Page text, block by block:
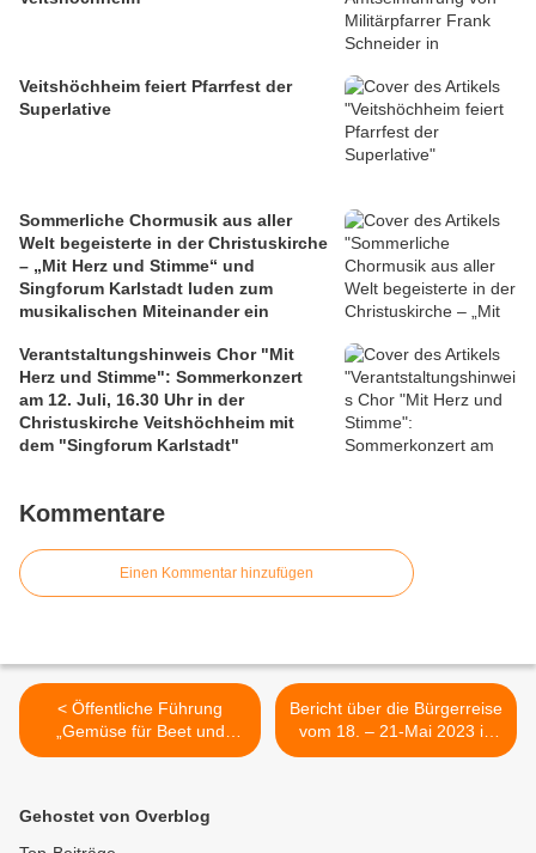
Veitshöchheim feiert Pfarrfest der
Superlative
Sommerliche Chormusik aus aller
Welt begeisterte in der Christuskirche
– „Mit Herz und Stimme“ und
Singforum Karlstadt luden zum
musikalischen Miteinander ein
Verantstaltungshinweis Chor "Mit
Herz und Stimme": Sommerkonzert
am 12. Juli, 16.30 Uhr in der
Christuskirche Veitshöchheim mit
dem "Singforum Karlstadt"
Kommentare
Einen Kommentar hinzufügen
< Öffentliche Führung
„Gemüse für Beet und
Balkon“ der LWG am
Bericht über die Bürgerreise
vom 18. – 21-Mai 2023 in
die französische
Gehostet von Overblog